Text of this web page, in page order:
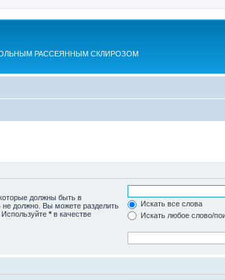
РАССЕЯННЫМ СКЛИРОЗОМ
должны быть в
не должно. Вы можете разделить
Используйте * в качестве
Искать все слова
Искать любое слово/